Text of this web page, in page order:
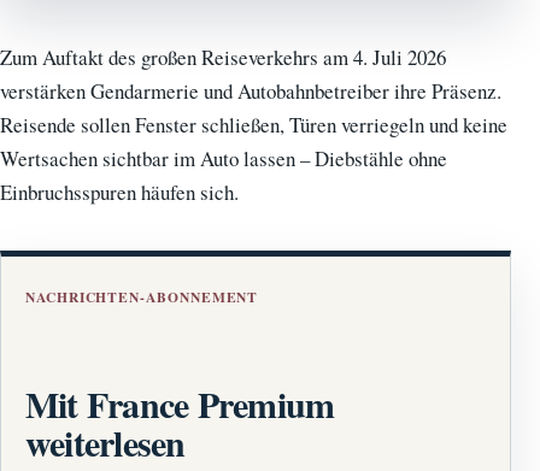
Zum Auftakt des großen Reiseverkehrs am 4. Juli 2026
verstärken Gendarmerie und Autobahnbetreiber ihre Präsenz.
Reisende sollen Fenster schließen, Türen verriegeln und keine
Wertsachen sichtbar im Auto lassen – Diebstähle ohne
Einbruchsspuren häufen sich.
NACHRICHTEN-ABONNEMENT
Mit France Premium
weiterlesen